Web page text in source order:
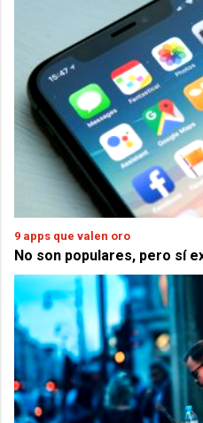
9 apps que valen oro
No son populares, pero sí